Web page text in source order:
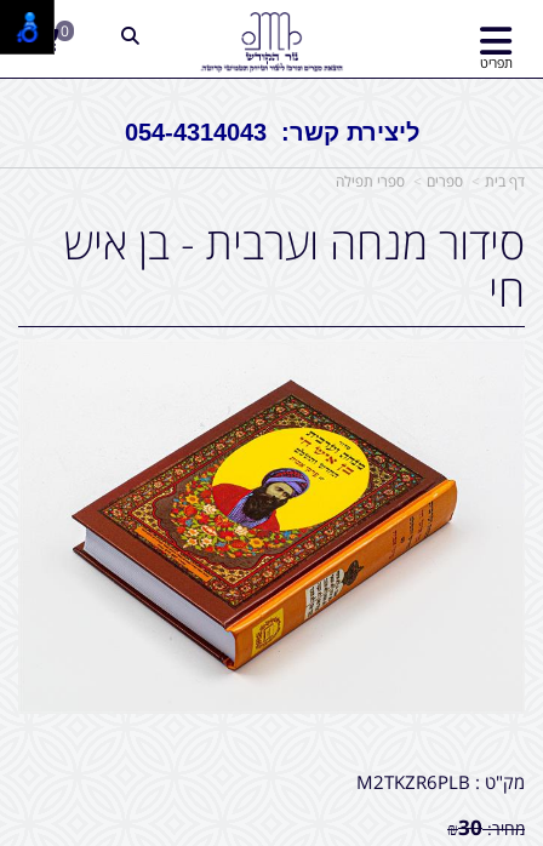
ליצירת קשר: 054-4314043
תפריט
0
דף בית ספרים ספרי תפילה
סידור מנחה וערבית - בן איש
חי
מק"ט : M2TKZR6PLB
מחיר: ₪30